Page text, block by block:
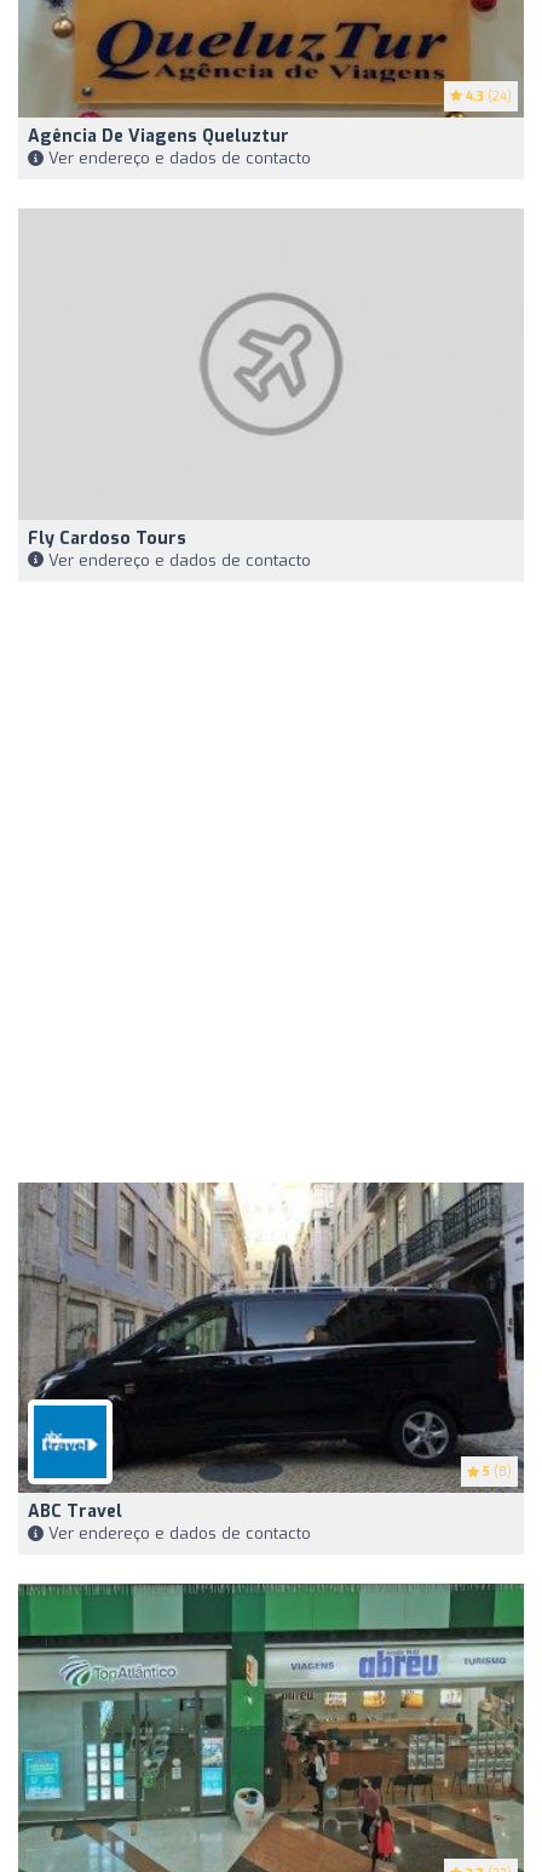
4.3 (24)
Agência De Viagens Queluztur
Ver endereço e dados de contacto
Fly Cardoso Tours
Ver endereço e dados de contacto
5 (8)
ABC Travel
Ver endereço e dados de contacto